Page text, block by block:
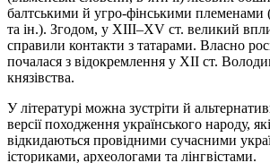
балтськими й угро-фінськими племенами
та ін.). Згодом, у ХІІІ–ХV ст. великий
справили контакти з татарами. Власно
почалася з відокремлення у XІІ ст.
князівства.
У літературі можна зустріти й
версії походження українського народу,
відкидаються провідними сучасними
істориками, археологами та лінгвістами.